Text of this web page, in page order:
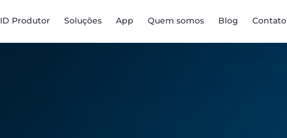
ID Produtor Soluções App Quem somos Blog Contato